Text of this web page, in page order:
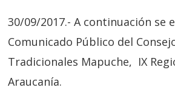
30/09/2017.- A continuación se
Comunicado Público del
Tradicionales Mapuche, IX
Araucanía.